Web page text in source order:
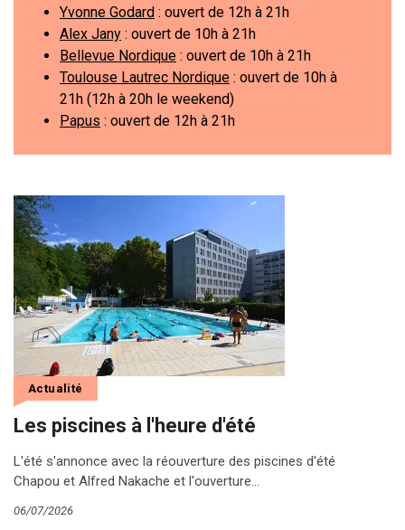
Yvonne Godard : ouvert de 12h à 21h
Alex Jany : ouvert de 10h à 21h
Bellevue Nordique : ouvert de 10h à 21h
Toulouse Lautrec Nordique : ouvert de 10h à
21h (12h à 20h le weekend)
Papus : ouvert de 12h à 21h
Les piscines à l'heure d'été
Actualité
L'été s'annonce avec la réouverture des piscines d'été
Chapou et Alfred Nakache et l'ouverture…
06/07/2026